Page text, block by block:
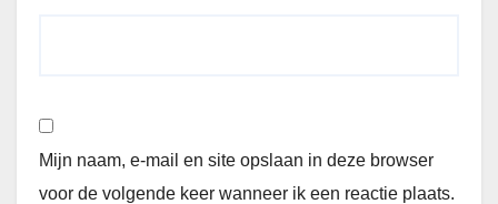
Mijn naam, e-mail en site opslaan in deze browser
voor de volgende keer wanneer ik een reactie plaats.